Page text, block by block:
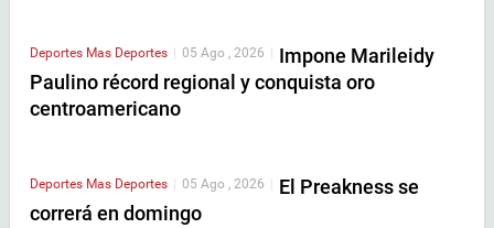
Deportes Mas Deportes 05 Ago , 2026
Impone Marileidy
Paulino récord regional y conquista oro
centroamericano
Deportes Mas Deportes 05 Ago , 2026
El Preakness se
correrá en domingo